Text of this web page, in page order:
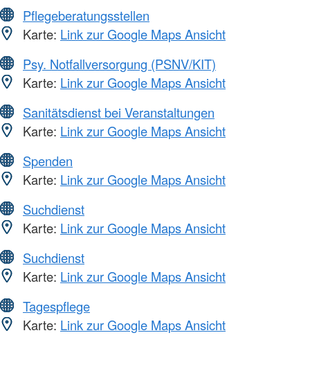
Pflegeberatungsstellen
Karte: Link zur Google Maps Ansicht
Psy. Notfallversorgung (PSNV/KIT)
Karte: Link zur Google Maps Ansicht
Sanitätsdienst bei Veranstaltungen
Karte: Link zur Google Maps Ansicht
Spenden
Karte: Link zur Google Maps Ansicht
Suchdienst
Karte: Link zur Google Maps Ansicht
Suchdienst
Karte: Link zur Google Maps Ansicht
Tagespflege
Karte: Link zur Google Maps Ansicht